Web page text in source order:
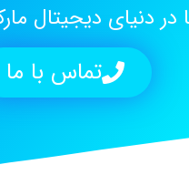
دنیای دیجیتال
تماس با ما